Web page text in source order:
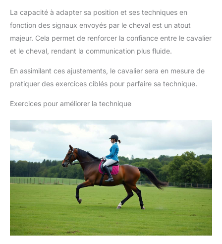
La capacité à adapter sa position et ses techniques en
fonction des signaux envoyés par le cheval est un atout
majeur. Cela permet de renforcer la confiance entre le cavalier
et le cheval, rendant la communication plus fluide.
En assimilant ces ajustements, le cavalier sera en mesure de
pratiquer des exercices ciblés pour parfaire sa technique.
Exercices pour améliorer la technique